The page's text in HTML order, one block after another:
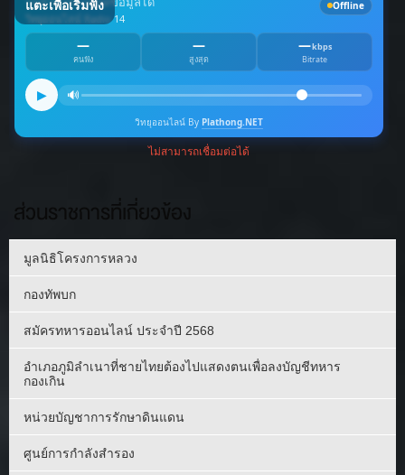
ส่วนราชการที่เกี่ยวข้อง
มูลนิธิโครงการหลวง
กองทัพบก
สมัครทหารออนไลน์ ประจำปี 2568
อำเภอภูมิลำเนาที่ชายไทยต้องไปแสดงตนเพื่อลงบัญชีทหาร
กองเกิน
หน่วยบัญชาการรักษาดินแดน
ศูนย์การกำลังสำรอง